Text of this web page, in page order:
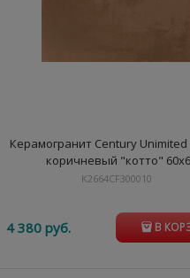
Керамогранит Century Unimited
коричневый "котто"
K2664CF300010
4 380 руб. В